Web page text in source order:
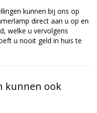
kunnen bij ons op
direct aan u op en
welke u vervolgens
u nooit geld in huis te
kunnen ook